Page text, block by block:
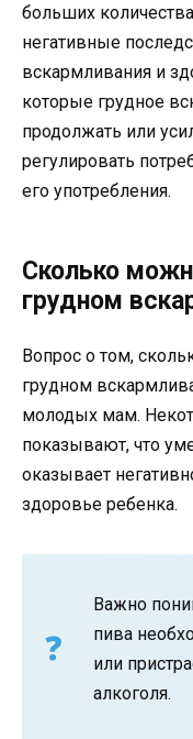
больших
негативные
вскармливания и
которые грудное
продолжать или
регулировать
его употребления.
Сколько
грудном
Вопрос о том,
грудном
молодых мам.
показывают, что
оказывает
здоровье ребенка.
Важно
пива
или
алкоголя.